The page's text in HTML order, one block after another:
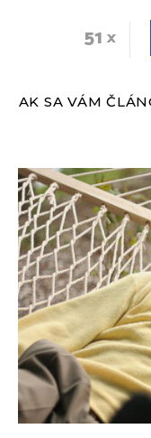
51
AK SA VÁM